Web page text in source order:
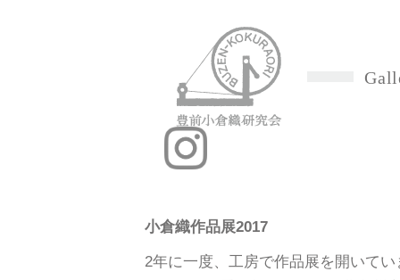
小倉織作品展2017
2年に一度、工房で作品展を開いて